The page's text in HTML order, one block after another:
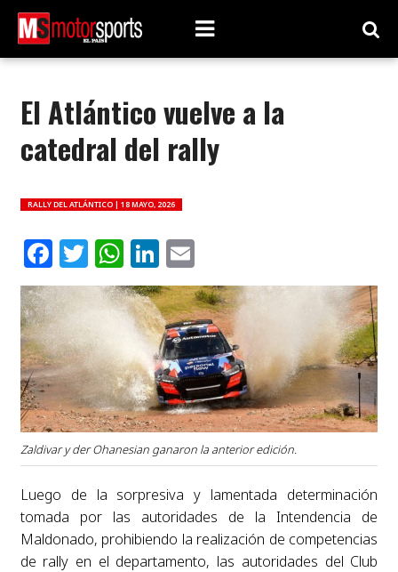
El Atlántico vuelve a la
catedral del rally
RALLY DEL ATLÁNTICO | 18 MAYO, 2026
Facebook
Twitter
WhatsApp
LinkedIn
Email
Zaldivar y der Ohanesian ganaron la anterior edición.
Luego de la sorpresiva y lamentada determinación
tomada por las autoridades de la Intendencia de
Maldonado, prohibiendo la realización de competencias
de rally en el departamento, las autoridades del Club